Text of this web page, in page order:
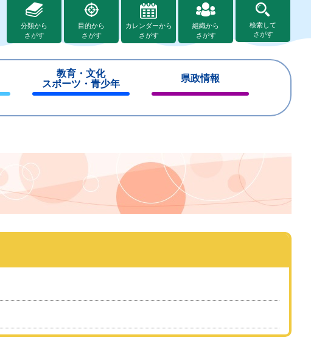
分類から
さがす
目的から
さがす
カレンダーから
さがす
組織から
さがす
検索して
さがす
教育・文化
スポーツ・青少年
じ
県政情報
じ